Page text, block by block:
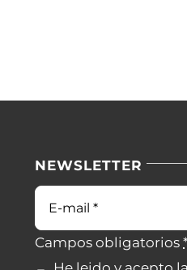
NEWSLETTER
Campos obligatorios*